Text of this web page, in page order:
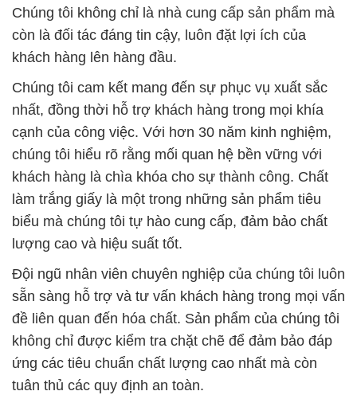
Chúng tôi không chỉ là nhà cung cấp sản phẩm mà
còn là đối tác đáng tin cậy, luôn đặt lợi ích của
khách hàng lên hàng đầu.
Chúng tôi cam kết mang đến sự phục vụ xuất sắc
nhất, đồng thời hỗ trợ khách hàng trong mọi khía
cạnh của công việc. Với hơn 30 năm kinh nghiệm,
chúng tôi hiểu rõ rằng mối quan hệ bền vững với
khách hàng là chìa khóa cho sự thành công. Chất
làm trắng giấy là một trong những sản phẩm tiêu
biểu mà chúng tôi tự hào cung cấp, đảm bảo chất
lượng cao và hiệu suất tốt.
Đội ngũ nhân viên chuyên nghiệp của chúng tôi luôn
sẵn sàng hỗ trợ và tư vấn khách hàng trong mọi vấn
đề liên quan đến hóa chất. Sản phẩm của chúng tôi
không chỉ được kiểm tra chặt chẽ để đảm bảo đáp
ứng các tiêu chuẩn chất lượng cao nhất mà còn
tuân thủ các quy định an toàn.